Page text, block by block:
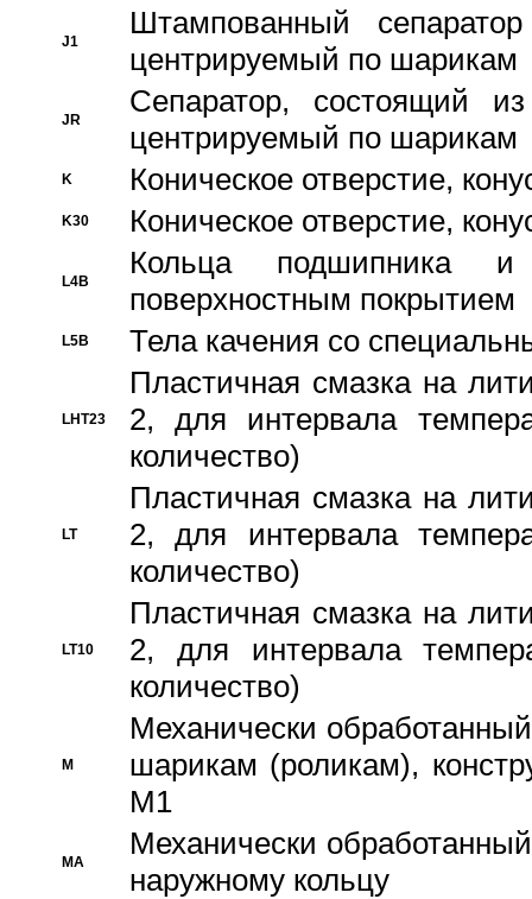
J1
Штампованный
центрируемый по шарикам
JR
Сепаратор, состоящий
центрируемый по шарикам
K Коническое отверстие,
K30 Коническое отверстие,
L4B
Кольца подшипника
поверхностным покрытием
L5B Тела качения со
LHT23
Пластичная смазка на
2, для интервала
количество)
LT
Пластичная смазка на
2, для интервала
количество)
LT10
Пластичная смазка на
2, для интервала
количество)
M
Механически
шарикам (роликам),
M1
MA
Механически
наружному кольцу